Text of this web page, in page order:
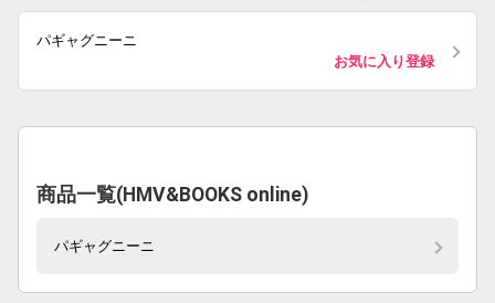
パギャグニーニ
お気に入り登録
商品一覧(HMV&BOOKS online)
パギャグニーニ